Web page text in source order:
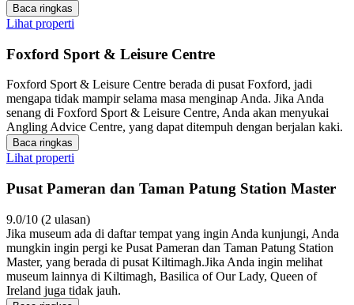
Baca ringkas
Lihat properti
Foxford Sport & Leisure Centre
Foxford Sport & Leisure Centre berada di pusat Foxford, jadi
mengapa tidak mampir selama masa menginap Anda. Jika Anda
senang di Foxford Sport & Leisure Centre, Anda akan menyukai
Angling Advice Centre, yang dapat ditempuh dengan berjalan kaki.
Baca ringkas
Lihat properti
Pusat Pameran dan Taman Patung Station Master
9.0/10 (2 ulasan)
Jika museum ada di daftar tempat yang ingin Anda kunjungi, Anda
mungkin ingin pergi ke Pusat Pameran dan Taman Patung Station
Master, yang berada di pusat Kiltimagh.Jika Anda ingin melihat
museum lainnya di Kiltimagh, Basilica of Our Lady, Queen of
Ireland juga tidak jauh.